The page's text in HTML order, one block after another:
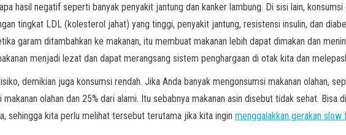
hasil negatif seperti banyak penyakit jantung dan kanker lambung. Di sisi lain,
tingkat LDL (kolesterol jahat) yang tinggi, penyakit jantung, resistensi insulin, dan
garam ditambahkan ke makanan, itu membuat makanan lebih dapat dimakan dan
menjadi lezat dan dapat merangsang sistem penghargaan di otak kita dan
demikian juga konsumsi rendah. Jika Anda banyak mengonsumsi makanan olahan,
olahan dan 25% dari alami. Itu sebabnya makanan asin disebut tidak sehat.
sehingga kita perlu melihat tersebut terutama jika kita ingin menggalakkan gerakan slow